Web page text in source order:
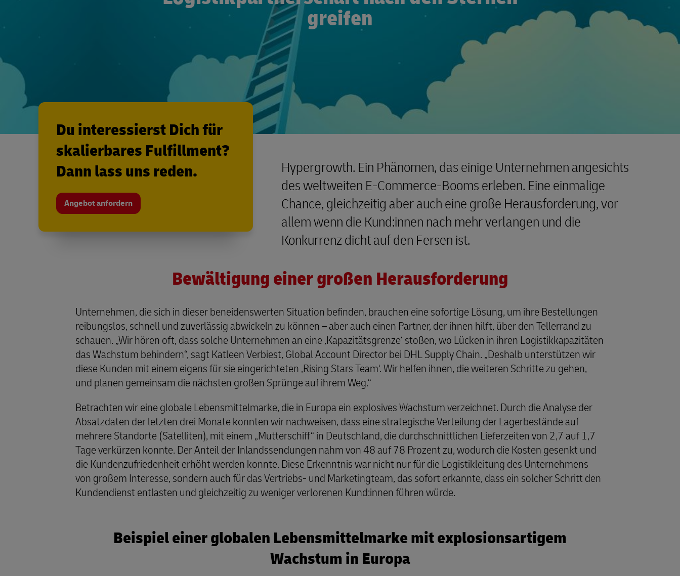
greifen
Hypergrowth. Ein Phänomen, das einige Unternehmen angesichts
des weltweiten E-Commerce-Booms erleben. Eine einmalige
Chance, gleichzeitig aber auch eine große Herausforderung, vor
allem wenn die Kund:innen nach mehr verlangen und die
Konkurrenz dicht auf den Fersen ist.
Du interessierst Dich für
skalierbares Fulfillment?
Dann lass uns reden.
Angebot anfordern
Bewältigung einer großen Herausforderung
Unternehmen, die sich in dieser beneidenswerten Situation befinden, brauchen eine sofortige Lösung, um ihre Bestellungen
reibungslos, schnell und zuverlässig abwickeln zu können – aber auch einen Partner, der ihnen hilft, über den Tellerrand zu
schauen. „Wir hören oft, dass solche Unternehmen an eine ‚Kapazitätsgrenze‘ stoßen, wo Lücken in ihren Logistikkapazitäten
das Wachstum behindern“, sagt Katleen Verbiest, Global Account Director bei DHL Supply Chain. „Deshalb unterstützen wir
diese Kunden mit einem eigens für sie eingerichteten ‚Rising Stars Team‘. Wir helfen ihnen, die weiteren Schritte zu gehen,
und planen gemeinsam die nächsten großen Sprünge auf ihrem Weg.“
Betrachten wir eine globale Lebensmittelmarke, die in Europa ein explosives Wachstum verzeichnet. Durch die Analyse der
Absatzdaten der letzten drei Monate konnten wir nachweisen, dass eine strategische Verteilung der Lagerbestände auf
mehrere Standorte (Satelliten), mit einem „Mutterschiff“ in Deutschland, die durchschnittlichen Lieferzeiten von 2,7 auf 1,7
Tage verkürzen konnte. Der Anteil der Inlandssendungen nahm von 48 auf 78 Prozent zu, wodurch die Kosten gesenkt und
die Kundenzufriedenheit erhöht werden konnte. Diese Erkenntnis war nicht nur für die Logistikleitung des Unternehmens
von großem Interesse, sondern auch für das Vertriebs- und Marketingteam, das sofort erkannte, dass ein solcher Schritt den
Kundendienst entlasten und gleichzeitig zu weniger verlorenen Kund:innen führen würde.
Beispiel einer globalen Lebensmittelmarke mit explosionsartigem
Wachstum in Europa